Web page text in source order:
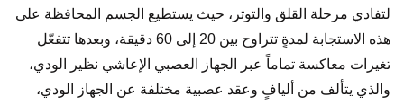
لتفادي مرحلة القلق والتوتر، حيث يستطيع الجسم المحافظة على
هذه الاستجابة لمدةٍ تتراوح بين 20 إلى 60 دقيقة، وبعدها تتفعّل
تغيرات معاكسة تماماً عبر الجهاز العصبي الإعاشي نظير الودي،
والذي يتألف من أليافٍ وعقد عصبية مختلفة عن الجهاز الودي،